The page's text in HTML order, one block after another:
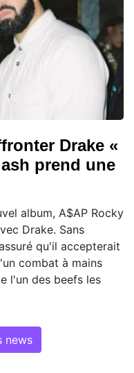
Drake «
prend une
album, A$AP Rocky
Drake. Sans
qu'il accepterait
combat à mains
l'un des beefs les
news